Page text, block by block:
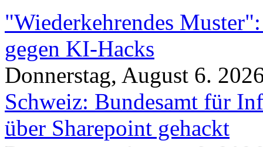
"Wiederkehrendes
gegen KI-Hacks
Donnerstag, August 6.
Schweiz: Bundesamt für
über Sharepoint gehackt